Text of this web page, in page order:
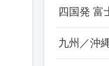
四国発 富
九州／沖